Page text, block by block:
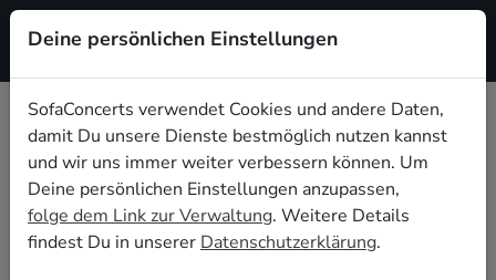
Registrieren
Zur Artistsuche
Deine persönlichen Einstellungen
SofaConcerts verwendet Cookies und andere Daten,
damit Du unsere Dienste bestmöglich nutzen kannst
und wir uns immer weiter verbessern können. Um
Deine persönlichen Einstellungen anzupassen,
folge dem Link zur Verwaltung. Weitere Details
findest Du in unserer Datenschutzerklärung.